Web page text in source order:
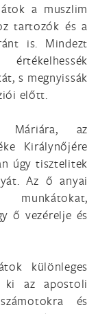
a muszlim
tartozók és a
is. Mindezt
s megnyissák
előtt.
Máriára, az
Királynőjére
úgy tisztelitek
Az ő anyai
ő vezérelje és
különleges
ki az apostoli
és